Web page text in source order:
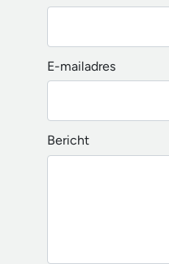
E-mailadres
Bericht